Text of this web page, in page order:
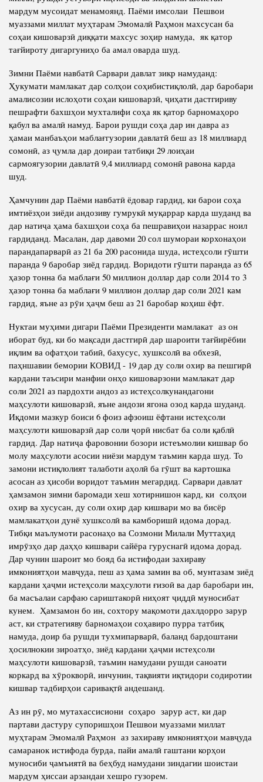
Салоҳият
Тарҷумаи ҳол
Китобҳо
ПРЕЗИДЕНТИ ҶУМҲУРИИ ТОҶИКИСТОН
Сохтори Институт
Роҳбарон ва кормандон
Таърихи роҳбарон
мардум мусоидат менамоянд. Паёми имсолаи Пешвои
муаззами миллат муҳтарам Эмомалӣ Раҳмон махсусан ба
соҳаи кишоварзӣ диққати махсус зоҳир намуда, як қатор
тағйироту дигаргуниҳо ба амал оварда шуд.
Зимни Паёми навбатӣ Сарвари давлат зикр намуданд:
Ҳукумати мамлакат дар солҳои соҳибистиқлолӣ, дар баробари
амалисозии ислоҳоти соҳаи кишоварзӣ, ҷиҳати дастгириву
пешрафти бахшҳои мухталифи соҳа як қатор барномаҳоро
қабул ва амалӣ намуд. Барои рушди соҳа дар ин давра аз
ҳамаи манбаъҳои маблағгузории давлатӣ беш аз 18 миллиард
сомонӣ, аз ҷумла дар доираи татбиқи 29 лоиҳаи
сармоягузории давлатӣ 9,4 миллиард сомонӣ равона карда
шуд.
Ҳамчунин дар Паёми навбатӣ ёдовар гардид, ки барои соҳа
имтиёзҳои зиёди андозиву гумрукӣ муқаррар карда шуданд ва
дар натиҷа ҳама бахшҳои соҳа ба пешравиҳои назаррас ноил
гардиданд. Масалан, дар давоми 20 сол шумораи корхонаҳои
парандапарварӣ аз 21 ба 200 расонида шуда, истеҳсоли гӯшти
паранда 9 баробар зиёд гардид. Воридоти гӯшти паранда аз 65
ҳазор тонна ба маблағи 50 миллион доллар дар соли 2014 то 3
ҳазор тонна ба маблағи 9 миллион доллар дар соли 2021 кам
гардид, яъне аз рӯи ҳаҷм беш аз 21 баробар коҳиш ёфт.
Нуктаи муҳими дигари Паёми Президенти мамлакат аз он
иборат буд, ки бо мақсади дастгирӣ дар шароити тағйирёбии
иқлим ва офатҳои табиӣ, бахусус, хушксолӣ ва обхезӣ,
паҳншавии бемории КОВИД - 19 дар ду соли охир ва пешгирӣ
кардани таъсири манфии онҳо кишоварзони мамлакат дар
соли 2021 аз пардохти андоз аз истеҳсолкунандагони
маҳсулоти кишоварзӣ, яъне андози ягона озод карда шуданд.
Иқдоми мазкур боиси 6 фоиз афзоиш ёфтани истеҳсоли
маҳсулоти кишоварзӣ дар соли ҷорӣ нисбат ба соли қаблӣ
гардид. Дар натиҷа фаровонии бозори истеъмолии кишвар бо
молу маҳсулоти асосии ниёзи мардум таъмин карда шуд. То
замони истиқлолият талаботи аҳолӣ ба гӯшт ва картошка
асосан аз ҳисоби воридот таъмин мегардид. Сарвари давлат
ҳамзамон зимни баромади хеш хотирнишон кард, ки солҳои
охир ва хусусан, ду соли охир дар кишвари мо ва бисёр
мамлакатҳои дунё хушксолӣ ва камборишӣ идома дорад.
Тибқи маълумоти расонаҳо ва Созмони Милали Муттаҳид
имрӯзҳо дар даҳҳо кишвари сайёра гуруснагӣ идома дорад.
Дар чунин шароит мо бояд ба истифодаи захираву
имкониятҳои мавҷуда, пеш аз ҳама замин ва об, мунтазам зиёд
кардани ҳаҷми истеҳсоли маҳсулоти ғизоӣ ва дар баробари ин,
ба масъалаи сарфаю сариштакорӣ ниҳоят ҷиддӣ муносибат
кунем. Ҳамзамон бо ин, сохтору мақомоти дахлдорро зарур
аст, ки стратегияву барномаҳои соҳавиро пурра татбиқ
намуда, доир ба рушди тухмипарварӣ, баланд бардоштани
ҳосилнокии зироатҳо, зиёд кардани ҳаҷми истеҳсоли
маҳсулоти кишоварзӣ, таъмин намудани рушди саноати
коркард ва хӯрокворӣ, инчунин, тақвияти иқтидори содиротии
кишвар тадбирҳои саривақтӣ андешанд.
Аз ин рӯ, мо мутахассисиони соҳаро зарур аст, ки дар
партави дастуру супоришҳои Пешвои муаззами миллат
муҳтарам Эмомалӣ Раҳмон аз захираву имкониятҳои мавҷуда
самаранок истифода бурда, пайи амалӣ гаштани корҳои
муносиби ҷамъиятӣ ва беҳбуд намудани зиндагии шоистаи
мардум ҳиссаи арзандаи хешро гузорем.